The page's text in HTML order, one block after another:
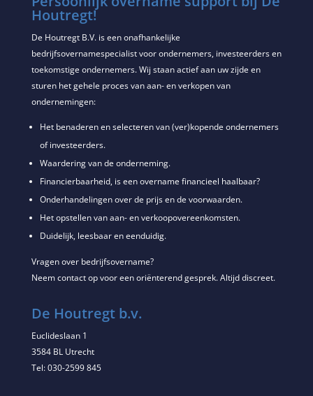
Houtregt!
De Houtregt B.V. is een onafhankelijke
bedrijfsovernamespecialist voor ondernemers, investeerders en
toekomstige ondernemers. Wij staan actief aan uw zijde en
sturen het gehele proces van aan- en verkopen van
ondernemingen:
Het benaderen en selecteren van (ver)kopende ondernemers
of investeerders.
Waardering van de onderneming.
Financierbaarheid, is een overname financieel haalbaar?
Onderhandelingen over de prijs en de voorwaarden.
Het opstellen van aan- en verkoopovereenkomsten.
Duidelijk, leesbaar en eenduidig.
Vragen over bedrijfsovername?
Neem contact op voor een oriënterend gesprek. Altijd discreet.
De Houtregt b.v.
Euclideslaan 1
3584 BL Utrecht
Tel: 030-2599 845